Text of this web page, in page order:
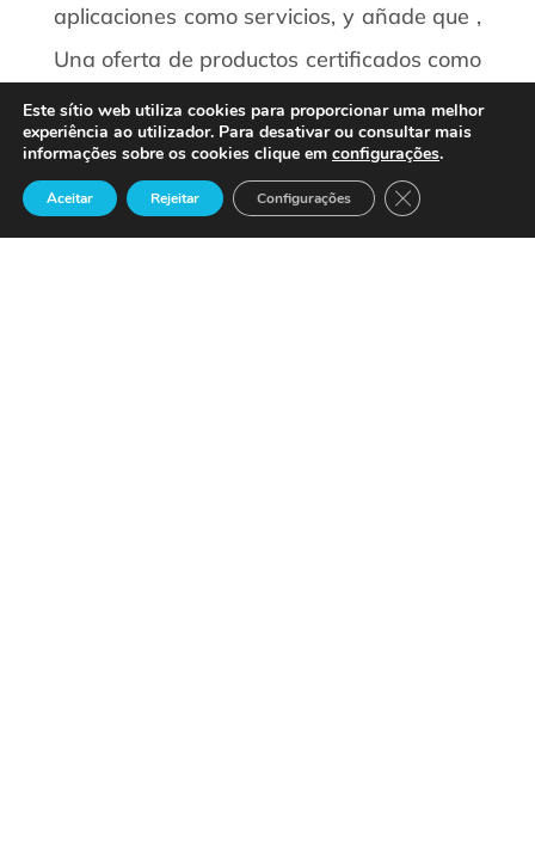
aplicaciones como servicios, y añade que ,
Una oferta de productos certificados como
la de la familia FortiGate es un hecho que
atestigua el intenso compromiso en
ingeniería que ha caracterizado a Fortinet
desde sus comienzos.
Este sítio web utiliza cookies para proporcionar uma melhor
experiência ao utilizador. Para desativar ou consultar mais
informações sobre os cookies clique em configurações.
Aceitar Rejeitar Configurações Close GDPR